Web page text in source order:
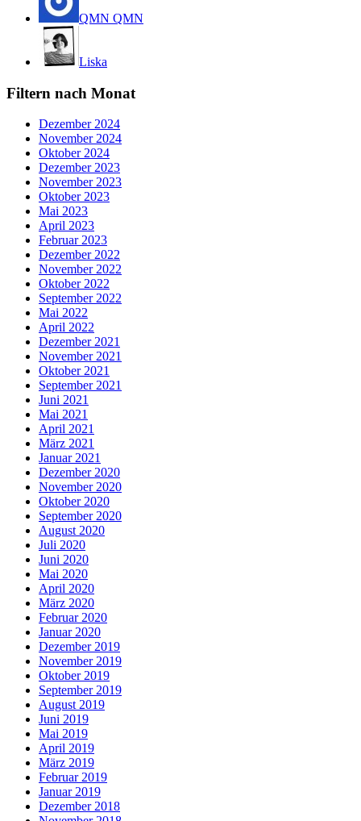
QMN QMN
Liska
Filtern nach Monat
Dezember 2024
November 2024
Oktober 2024
Dezember 2023
November 2023
Oktober 2023
Mai 2023
April 2023
Februar 2023
Dezember 2022
November 2022
Oktober 2022
September 2022
Mai 2022
April 2022
Dezember 2021
November 2021
Oktober 2021
September 2021
Juni 2021
Mai 2021
April 2021
März 2021
Januar 2021
Dezember 2020
November 2020
Oktober 2020
September 2020
August 2020
Juli 2020
Juni 2020
Mai 2020
April 2020
März 2020
Februar 2020
Januar 2020
Dezember 2019
November 2019
Oktober 2019
September 2019
August 2019
Juni 2019
Mai 2019
April 2019
März 2019
Februar 2019
Januar 2019
Dezember 2018